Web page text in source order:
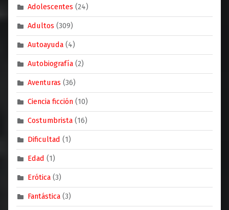
Adolescentes (24)
Adultos (309)
Autoayuda (4)
Autobiografía (2)
Aventuras (36)
Ciencia ficción (10)
Costumbrista (16)
Dificultad (1)
Edad (1)
Erótica (3)
Fantástica (3)